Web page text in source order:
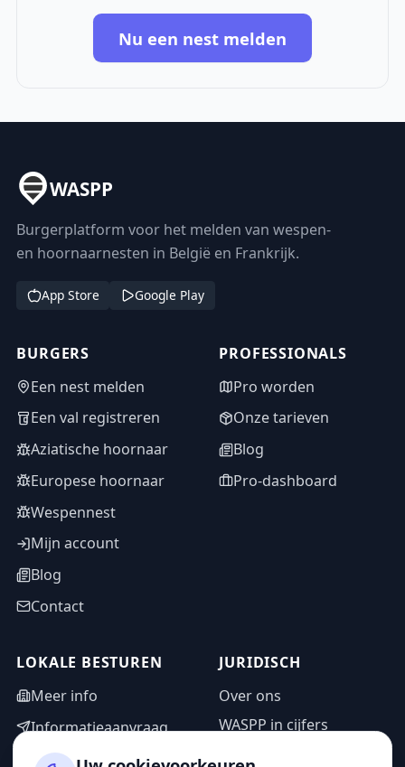
Nu een nest melden
WASPP
Burgerplatform voor het melden van wespen-
en hoornaarnesten in België en Frankrijk.
App Store Google Play
BURGERS
Een nest melden
Een val registreren
Aziatische hoornaar
Europese hoornaar
Wespennest
Mijn account
Blog
Contact
PROFESSIONALS
Pro worden
Onze tarieven
Blog
Pro-dashboard
LOKALE BESTUREN
Meer info
Informatieaanvraag
Adminzone
JURIDISCH
Over ons
WASPP in cijfers